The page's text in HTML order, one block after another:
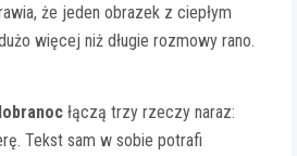
że jeden obrazek z ciepłym
więcej niż długie rozmowy rano.
łączą trzy rzeczy naraz:
Tekst sam w sobie potrafi